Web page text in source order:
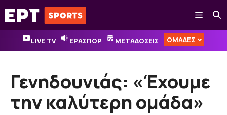
Μετάβαση
σε
περιεχόμενο
Μενού
LIVE TV ΕΡΑΣΠΟΡ ΜΕΤΑΔΟΣΕΙΣ ΟΜΑΔΕΣ
Γενηδουνιάς: «Έχουμε
την καλύτερη ομάδα»